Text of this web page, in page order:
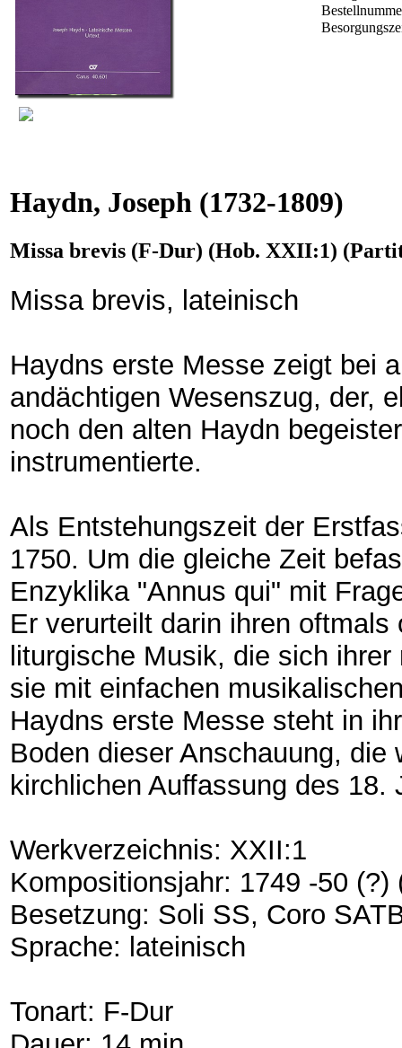
Haydn, Joseph (1732-1809)
Missa brevis (F-Dur) (Hob. XXII:1)
Missa brevis, lateinisch
Haydns erste Messe zeigt bei
andächtigen Wesenszug, der,
noch den alten Haydn
instrumentierte.
Als Entstehungszeit der
1750. Um die gleiche Zeit
Enzyklika "Annus qui" mit
Er verurteilt darin ihren
liturgische Musik, die sich
sie mit einfachen
Haydns erste Messe steht in
Boden dieser Anschauung, die
kirchlichen Auffassung des 18.
Werkverzeichnis: XXII:1
Kompositionsjahr: 1749 -50 (?)
Besetzung: Soli SS, Coro
Sprache: lateinisch
Tonart: F-Dur